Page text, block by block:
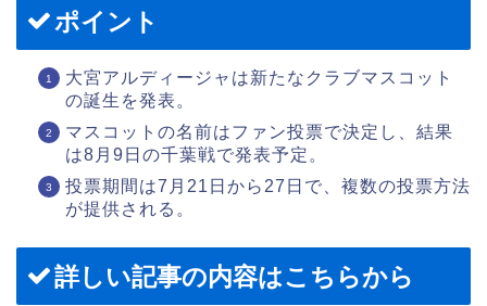
ポイント
大宮アルディージャは新たなクラブマスコット
の誕生を発表。
マスコットの名前はファン投票で決定し、結果
は8月9日の千葉戦で発表予定。
投票期間は7月21日から27日で、複数の投票方法
が提供される。
詳しい記事の内容はこちらから